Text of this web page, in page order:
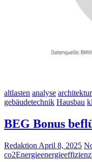
altlasten analyse architektur
gebäudetechnik Hausbau
BEG Bonus
Redaktion April 8, 2025
co2Energieenergieeffizienz